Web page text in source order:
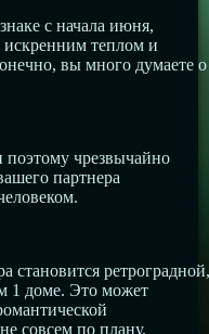
с начала июня,
теплом и
вы много думаете о
чрезвычайно
партнера
становится ретроградной,
1 доме. Это может
совсем по плану,